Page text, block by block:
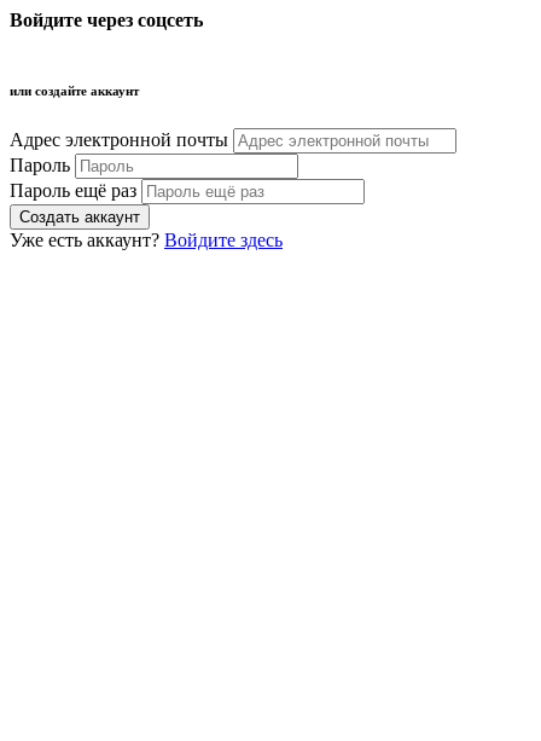
Войдите через соцсеть
или создайте аккаунт
Адрес электронной почты
Пароль
Пароль ещё раз
Уже есть аккаунт? Войдите здесь